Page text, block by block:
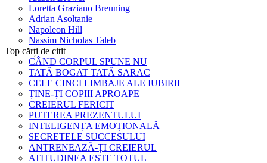
Loretta Graziano Breuning
Adrian Asoltanie
Napoleon Hill
Nassim Nicholas Taleb
Top cărți de citit
CÂND CORPUL SPUNE NU
TATĂ BOGAT TATĂ SARAC
CELE CINCI LIMBAJE ALE IUBIRII
ȚINE-ȚI COPIII APROAPE
CREIERUL FERICIT
PUTEREA PREZENTULUI
INTELIGENȚA EMOȚIONALĂ
SECRETELE SUCCESULUI
ANTRENEAZĂ-ȚI CREIERUL
ATITUDINEA ESTE TOTUL